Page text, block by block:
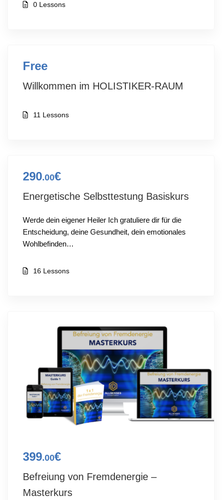
0 Lessons
Free
Willkommen im HOLISTIKER-RAUM
11 Lessons
290.00€
Energetische Selbsttestung Basiskurs
Werde dein eigener Heiler Ich gratuliere dir für die
Entscheidung, deine Gesundheit, dein emotionales
Wohlbefinden…
16 Lessons
399.00€
Befreiung von Fremdenergie –
Masterkurs